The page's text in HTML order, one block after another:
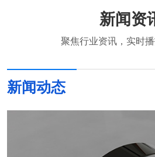
新闻资
聚焦行业资讯，实时
新闻动态